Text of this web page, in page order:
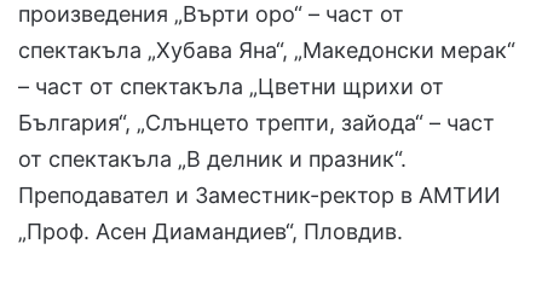
произведения „Върти оро“ – част от
спектакъла „Хубава Яна“, „Македонски мерак“
– част от спектакъла „Цветни щрихи от
България“, „Слънцето трепти, зайода“ – част
от спектакъла „В делник и празник“.
Преподавател и Заместник-ректор в АМТИИ
„Проф. Асен Диамандиев“, Пловдив.